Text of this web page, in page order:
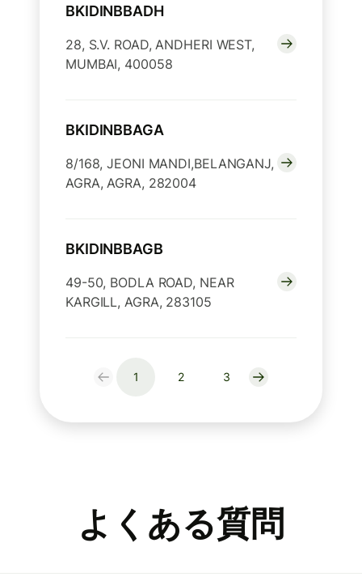
BKIDINBBADH
28, S.V. ROAD, ANDHERI WEST,
MUMBAI, 400058
BKIDINBBAGA
8/168, JEONI MANDI,BELANGANJ,
AGRA, AGRA, 282004
BKIDINBBAGB
49-50, BODLA ROAD, NEAR
KARGILL, AGRA, 283105
1 2 3
よくある質問